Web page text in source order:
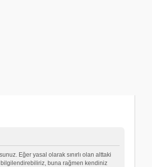
Eğer yasal olarak sınırlı olan alttaki
bilgilendirebiliriz, buna rağmen kendiniz